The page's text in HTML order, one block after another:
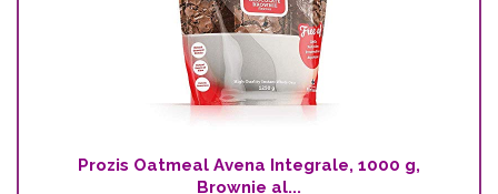
Prozis Oatmeal Avena Integrale, 1000 g,
Brownie al...